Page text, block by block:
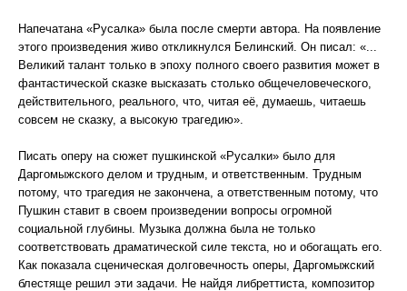
Напечатана «Русалка» была после смерти автора. На появление
этого произведения живо откликнулся Белинский. Он писал: «...
Великий талант только в эпоху полного своего развития может в
фантастической сказке высказать столько общечеловеческого,
действительного, реального, что, читая её, думаешь, читаешь
совсем не сказку, а высокую трагедию».
Писать оперу на сюжет пушкинской «Русалки» было для
Даргомыжского делом и трудным, и ответственным. Трудным
потому, что трагедия не закончена, а ответственным потому, что
Пушкин ставит в своем произведении вопросы огромной
социальной глубины. Музыка должна была не только
соответствовать драматической силе текста, но и обогащать его.
Как показала сценическая долговечность оперы, Даргомыжский
блестяще решил эти задачи. Не найдя либреттиста, композитор